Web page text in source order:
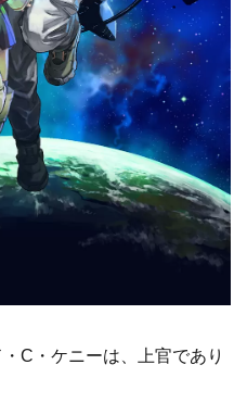
C・ケニーは、上官であり